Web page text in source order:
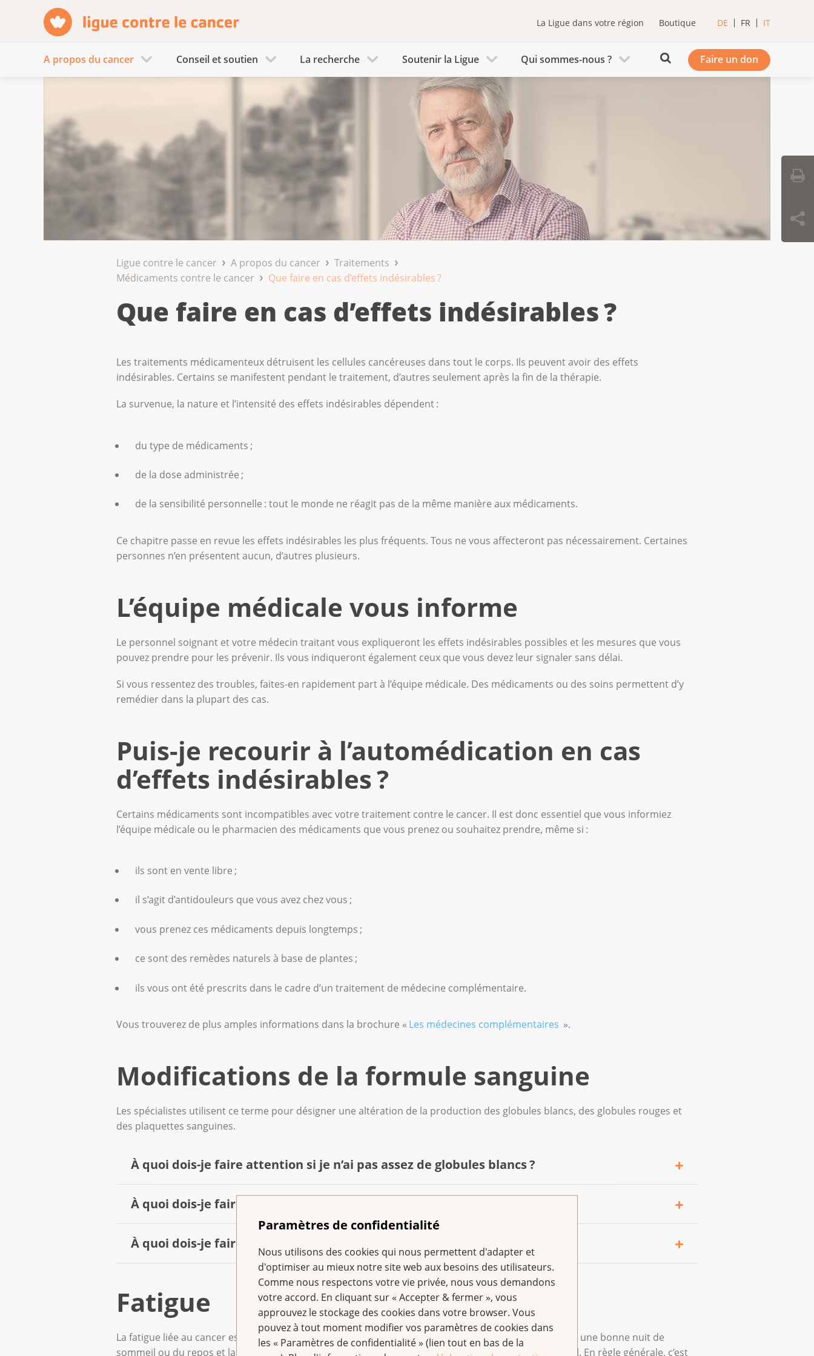
Paramètres de confidentialité
Nous utilisons des cookies qui nous permettent d'adapter et
d'optimiser au mieux notre site web aux besoins des utilisateurs.
Comme nous respectons votre vie privée, nous vous demandons
votre accord. En cliquant sur « Accepter & fermer », vous
approuvez le stockage des cookies dans votre browser. Vous
pouvez à tout moment modifier vos paramètres de cookies dans
les « Paramètres de confidentialité » (lien tout en bas de la
La Ligue dans votre région Boutique DE FR IT
A propos du cancer Conseil et soutien La recherche Soutenir la Ligue Qui sommes-nous ? Faire un don
Ligue contre le cancer A propos du cancer
Traitements
Médicaments contre le cancer
Que faire en cas d’effets indésirables ?
Que faire en cas d’effets indésirables ?
Les traitements médicamenteux détruisent les cellules cancéreuses dans tout le corps. Ils peuvent avoir des effets
indésirables. Certains se manifestent pendant le traitement, d’autres seulement après la fin de la thérapie.
La survenue, la nature et l’intensité des effets indésirables dépendent :
du type de médicaments ;
de la dose administrée ;
de la sensibilité personnelle : tout le monde ne réagit pas de la même manière aux médicaments.
Ce chapitre passe en revue les effets indésirables les plus fréquents. Tous ne vous affecteront pas nécessairement. Certaines
personnes n’en présentent aucun, d’autres plusieurs.
L’équipe médicale vous informe
Le personnel soignant et votre médecin traitant vous expliqueront les effets indésirables possibles et les mesures que vous
pouvez prendre pour les prévenir. Ils vous indiqueront également ceux que vous devez leur signaler sans délai.
Si vous ressentez des troubles, faites-en rapidement part à l’équipe médicale. Des médicaments ou des soins permettent d’y
remédier dans la plupart des cas.
Puis-je recourir à l’automédication en cas
d’effets indésirables ?
Certains médicaments sont incompatibles avec votre traitement contre le cancer. Il est donc essentiel que vous informiez
l’équipe médicale ou le pharmacien des médicaments que vous prenez ou souhaitez prendre, même si :
ils sont en vente libre ;
il s’agit d’antidouleurs que vous avez chez vous ;
vous prenez ces médicaments depuis longtemps ;
ce sont des remèdes naturels à base de plantes ;
ils vous ont été prescrits dans le cadre d’un traitement de médecine complémentaire.
Vous trouverez de plus amples informations dans la brochure « Les médecines complémentaires ».
Modifications de la formule sanguine
Les spécialistes utilisent ce terme pour désigner une altération de la production des globules blancs, des globules rouges et
des plaquettes sanguines.
À quoi dois-je faire attention si je n’ai pas assez de globules blancs ?
Les globules blancs (leucocytes) sont chargés de nos défenses immunitaires. Lorsqu’ils sont trop peu nombreux,
l’organisme a du mal à lutter contre les agents pathogènes.
Surveillez les signes d’infection et informez l’équipe médicale en cas de :
maux de gorge, difficultés à avaler ou douleurs dans la bouche et la gorge ;
brûlures ou douleurs en urinant ;
rhume, toux soudaine, respiration difficile ou douloureuse ;
À quoi dois-je faire attention si je n’ai pas assez de globules rouges ?
Les globules rouges (érythrocytes) transportent l’oxygène dans le sang. Lorsqu’ils sont en nombre insuffisant, on parle
d’anémie.
Quels sont les troubles ou les symptômes possibles ?
de la fatigue, un teint pâle ;
À quoi dois-je faire attention si je n’ai pas assez de plaquettes sanguines ?
Les plaquettes sanguines (thrombocytes) aident le sang à coaguler. Lorsqu’elles sont en nombre insuffisant, les
saignements sont plus importants et durent plus longtemps en cas de blessure. Des saignements de nez ou des bleus
peuvent apparaître spontanément. En principe, l’organisme parvient à arrêter les saignements même si le taux de
thrombocytes est bas.
Fatigue
La fatigue liée au cancer est une fatigue éprouvante et difficile à surmonter. Elle ne disparaît pas avec une bonne nuit de
sommeil ou du repos et laisse un sentiment d’épuisement sur le plan physique, mental et émotionnel. En règle générale, c’est